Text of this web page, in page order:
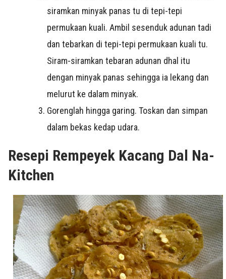
siramkan minyak panas tu di tepi-tepi
permukaan kuali. Ambil sesenduk adunan tadi
dan tebarkan di tepi-tepi permukaan kuali tu.
Siram-siramkan tebaran adunan dhal itu
dengan minyak panas sehingga ia lekang dan
melurut ke dalam minyak.
Gorenglah hingga garing. Toskan dan simpan
dalam bekas kedap udara.
Resepi Rempeyek Kacang Dal Na-
Kitchen